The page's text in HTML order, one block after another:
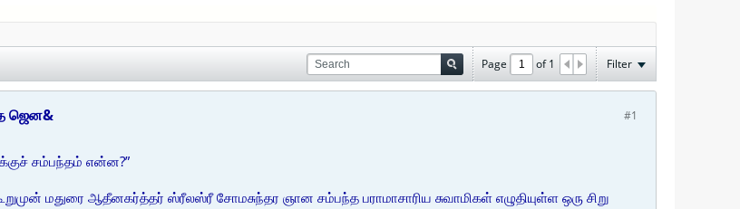
Page of1 Filter
#1
ஜென&
சம்பந்தம் என்ன?”
மதுரை ஆதீனகர்த்தர் ஸ்ரீலஸ்ரீ சோமசுந்தர ஞான சம்பந்த பராமாசாரிய சுவாமிகள் எழுதியுள்ள ஒரு சிறு